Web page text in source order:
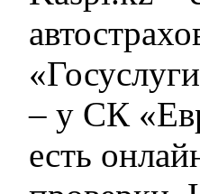
– у СК
есть